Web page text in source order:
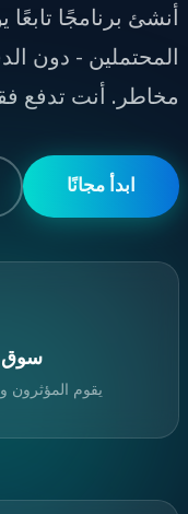
أنشئ برنامجًا
المحتملين - دون
مخاطر. أنت تدفع
ابدأ مجانًا
سوق
يقوم